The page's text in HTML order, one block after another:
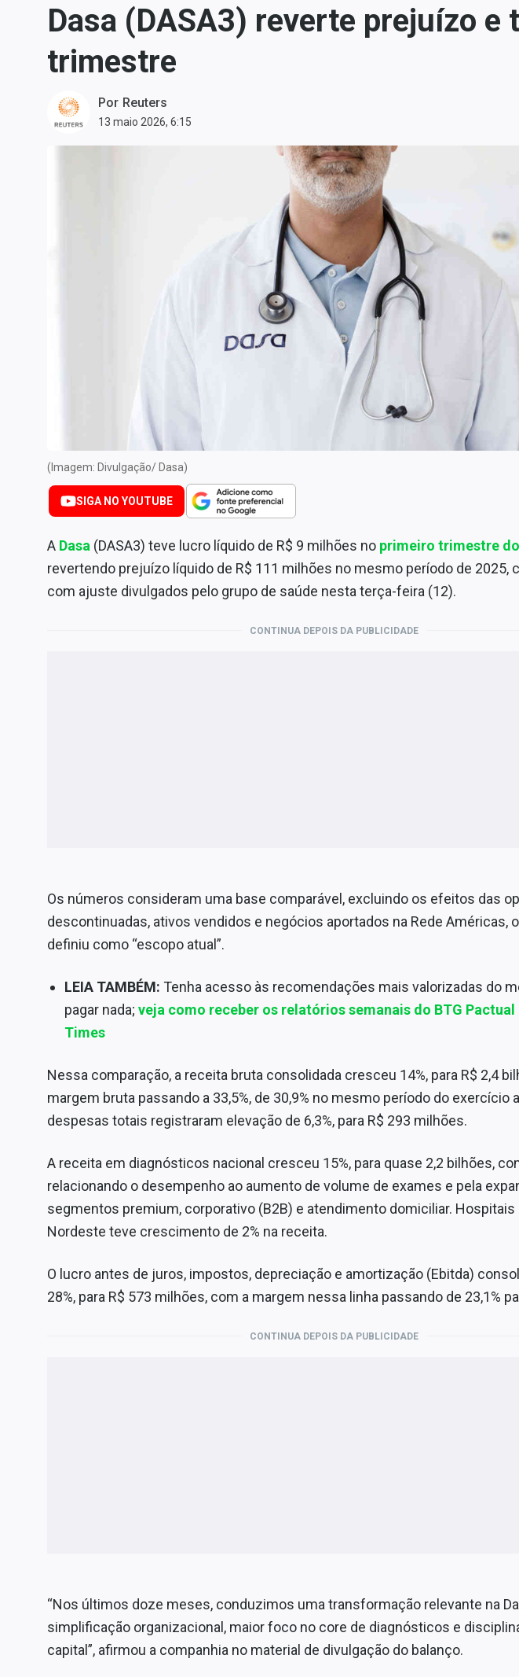
Carteiras Recomendadas
Central de Dividendos
Central de Fundos
Central dos IPOs
Conteúdo de Marca
Sobre
Expediente
Dasa (DASA3) reverte prejuízo e
trimestre
Por Reuters
13 maio 2026, 6:15
(Imagem: Divulgação/ Dasa)
SIGA NO YOUTUBE
A Dasa (DASA3) teve lucro líquido de R$ 9 milhões no primeiro trimestre
revertendo prejuízo líquido de R$ 111 milhões no mesmo período de 2025,
com ajuste divulgados pelo grupo de saúde nesta terça-feira (12).
CONTINUA DEPOIS DA PUBLICIDADE
Os números consideram uma base comparável, excluindo os efeitos das
descontinuadas, ativos vendidos e negócios aportados na Rede Américas,
definiu como “escopo atual”.
LEIA TAMBÉM: Tenha acesso às recomendações mais valorizadas do
pagar nada; veja como receber os relatórios semanais do BTG
Times
Nessa comparação, a receita bruta consolidada cresceu 14%, para R$ 2,4
margem bruta passando a 33,5%, de 30,9% no mesmo período do exercício
despesas totais registraram elevação de 6,3%, para R$ 293 milhões.
A receita em diagnósticos nacional cresceu 15%, para quase 2,2 bilhões,
relacionando o desempenho ao aumento de volume de exames e pela
segmentos premium, corporativo (B2B) e atendimento domiciliar. Hospitais
Nordeste teve crescimento de 2% na receita.
O lucro antes de juros, impostos, depreciação e amortização (Ebitda)
28%, para R$ 573 milhões, com a margem nessa linha passando de 23,1%
CONTINUA DEPOIS DA PUBLICIDADE
“Nos últimos doze meses, conduzimos uma transformação relevante na
simplificação organizacional, maior foco no core de diagnósticos e
capital”, afirmou a companhia no material de divulgação do balanço.